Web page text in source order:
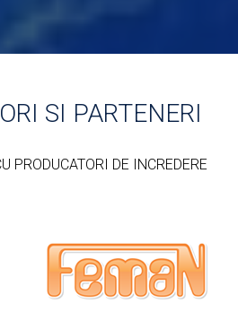
SI PARTENERI
PRODUCATORI DE INCREDERE